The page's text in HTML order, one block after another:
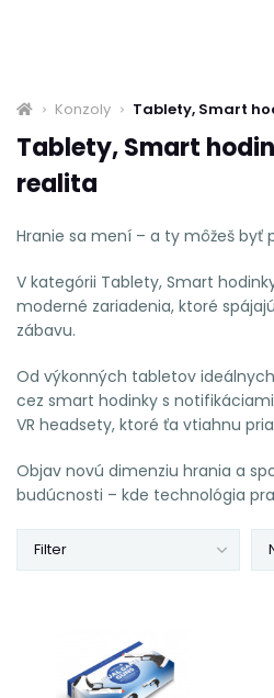
Konzoly Tablety, Smart
Tablety, Smart
realita
Hranie sa mení – a ty môžeš byť
V kategórii Tablety, Smart
moderné zariadenia, ktoré
zábavu.
Od výkonných tabletov
cez smart hodinky s
VR headsety, ktoré ťa vtiahnu
Objav novú dimenziu hrania a
budúcnosti – kde technológia
Filter